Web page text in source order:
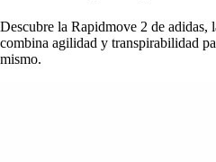
Descubre la Rapidmove 2 de adidas,
combina agilidad y transpirabilidad
mismo.